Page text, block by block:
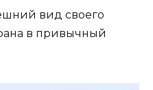
вид своего
в привычный